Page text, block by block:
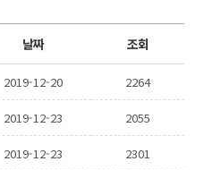
날짜 조회
2019-12-20 2264
2019-12-23 2055
2019-12-23 2301